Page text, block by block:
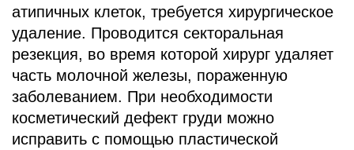
атипичных клеток, требуется хирургическое
удаление. Проводится секторальная
резекция, во время которой хирург удаляет
часть молочной железы, пораженную
заболеванием. При необходимости
косметический дефект груди можно
исправить с помощью пластической